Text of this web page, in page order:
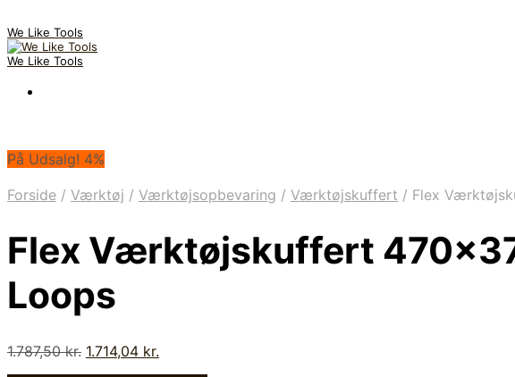
We Like Tools
We Like Tools
På Udsalg! 4%
Forside / Værktøj / Værktøjsopbevaring / Værktøjskuffert / Flex
Flex Værktøjskuffert
Loops
1.787,50kr. Den
1.714,04 kr.